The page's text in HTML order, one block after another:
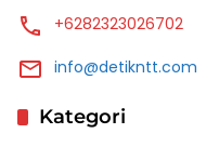
+6282323026702
info@detikntt.com
Kategori